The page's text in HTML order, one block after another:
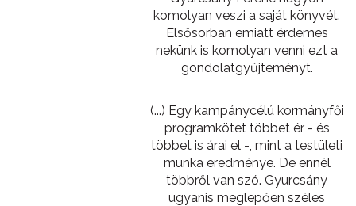
komolyan veszi a saját könyvét.
Elsősorban emiatt érdemes
nekünk is komolyan venni ezt a
gondolatgyűjteményt.
(...) Egy kampánycélú kormányfői
programkötet többet ér - és
többet is árai el -, mint a testületi
munka eredménye. De ennél
többről van szó. Gyurcsány
ugyanis meglepően széles